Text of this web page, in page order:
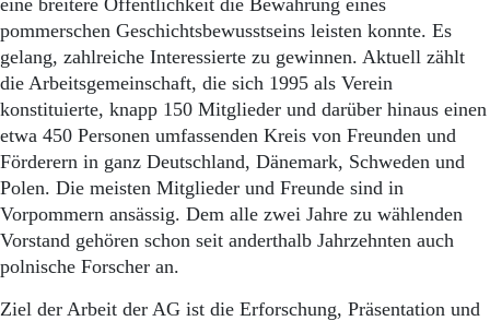
eine breitere Öffentlichkeit die Bewahrung eines
pommerschen Geschichtsbewusstseins leisten konnte. Es
gelang, zahlreiche Interessierte zu gewinnen. Aktuell zählt
die Arbeitsgemeinschaft, die sich 1995 als Verein
konstituierte, knapp 150 Mitglieder und darüber hinaus einen
etwa 450 Personen umfassenden Kreis von Freunden und
Förderern in ganz Deutschland, Dänemark, Schweden und
Polen. Die meisten Mitglieder und Freunde sind in
Vorpommern ansässig. Dem alle zwei Jahre zu wählenden
Vorstand gehören schon seit anderthalb Jahrzehnten auch
polnische Forscher an.
Ziel der Arbeit der AG ist die Erforschung, Präsentation und